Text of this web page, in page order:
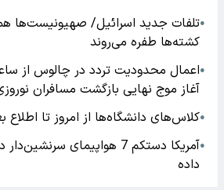
●تلفات جدید اسرائیل/ صهیونیست‌ها
کشته‌ها طفره می‌روند
●
آغاز موج نهایی بازگشت مسافران
●کلاس‌های دانشگاه‌ها از امروز تا
●
آمریکا دستکم 7 هواپیمای
داده